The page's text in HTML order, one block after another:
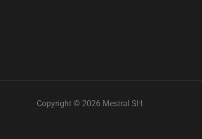
Copyright © 2026 Mestral SH